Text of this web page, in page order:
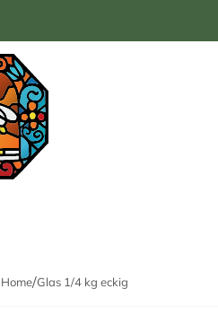
Home Glas 1/4 kg eckig